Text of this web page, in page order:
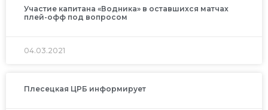
Участие капитана «Водника» в оставшихся матчах
плей-офф под вопросом
04.03.2021
Плесецкая ЦРБ информирует